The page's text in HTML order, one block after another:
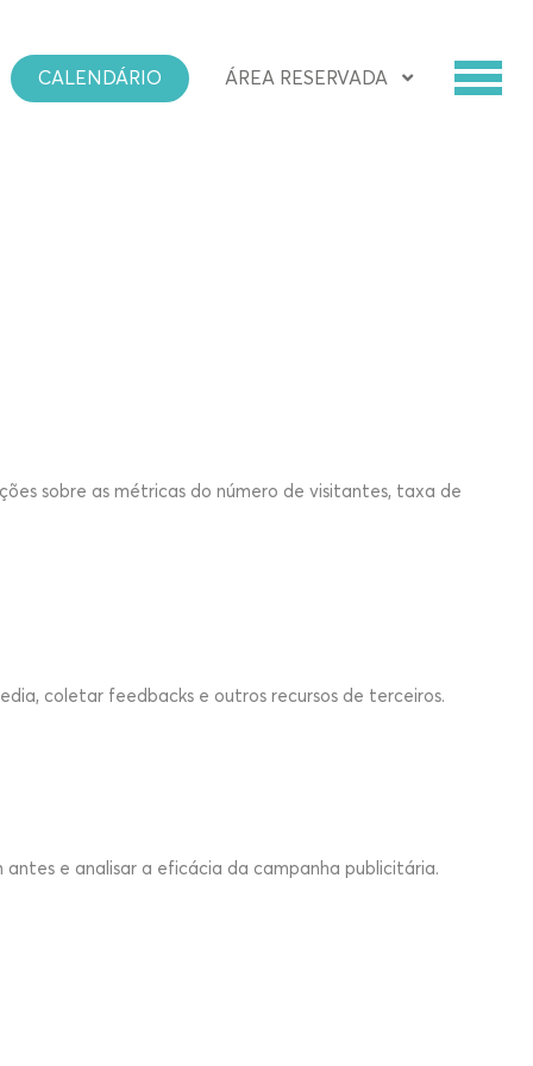
e acesso a todas as funcionalidades.
sobre as métricas do número de visitantes, taxa de
coletar feedbacks e outros recursos de terceiros.
antes e analisar a eficácia da campanha publicitária.
CALENDÁRIO ÁREA RESERVADA